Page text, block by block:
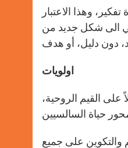
وهذا الاعتبار
الى شكل جديد من
اولويات
القيم الروحية،
والتكوين على جميع